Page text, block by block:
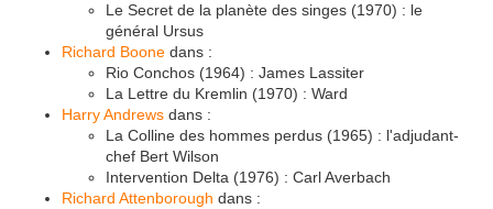
Le Secret de la planète des singes (1970) : le
général Ursus
Richard Boone dans :
Rio Conchos (1964) : James Lassiter
La Lettre du Kremlin (1970) : Ward
Harry Andrews dans :
La Colline des hommes perdus (1965) : l'adjudant-
chef Bert Wilson
Intervention Delta (1976) : Carl Averbach
Richard Attenborough dans :